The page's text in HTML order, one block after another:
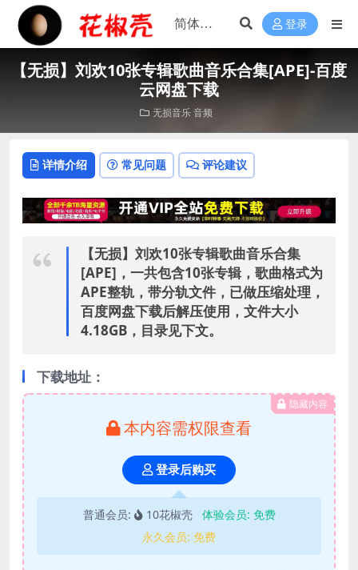
登录
【无损】刘欢10张专辑歌曲音乐合集[APE]-百度
云网盘下载
无损音乐 音频
详情介绍 常见问题 评论建议
【无损】刘欢10张专辑歌曲音乐合集
[APE]， 一共包含10张专辑，歌曲格式为
APE整轨，带分轨文件，已做压缩处理，
百度网盘下载后解压使用，文件大小
4.18GB，目录见下文。
下载地址：
隐藏内容
本内容需权限查看
登录后购买
普通会员: 10花椒壳 体验会员: 免费
永久会员: 免费